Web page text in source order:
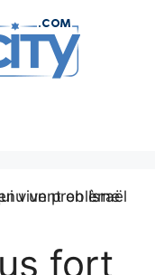
fort